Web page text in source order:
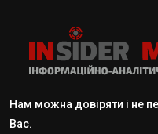
Нам можна довіряти і не
Вас.